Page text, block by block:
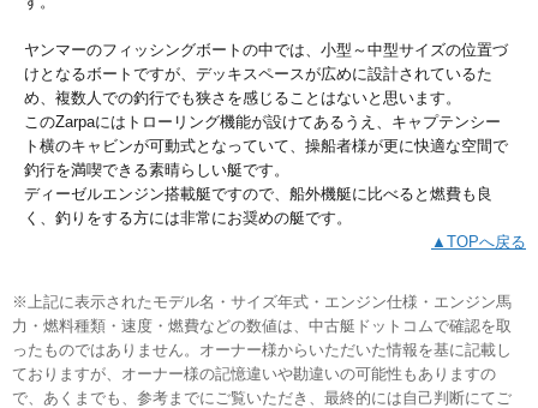
ヤンマーのフィッシングボートの中では、小型～中型サイズの位置づ
けとなるボートですが、デッキスペースが広めに設計されているた
め、複数人での釣行でも狭さを感じることはないと思います。
このZarpaにはトローリング機能が設けてあるうえ、キャプテンシー
ト横のキャビンが可動式となっていて、操船者様が更に快適な空間で
釣行を満喫できる素晴らしい艇です。
ディーゼルエンジン搭載艇ですので、船外機艇に比べると燃費も良
く、釣りをする方には非常にお奨めの艇です。
▲TOPへ戻る
※上記に表示されたモデル名・サイズ年式・エンジン仕様・エンジン馬
力・燃料種類・速度・燃費などの数値は、中古艇ドットコムで確認を取
ったものではありません。オーナー様からいただいた情報を基に記載し
ておりますが、オーナー様の記憶違いや勘違いの可能性もありますの
で、あくまでも、参考までにご覧いただき、最終的には自己判断にてご